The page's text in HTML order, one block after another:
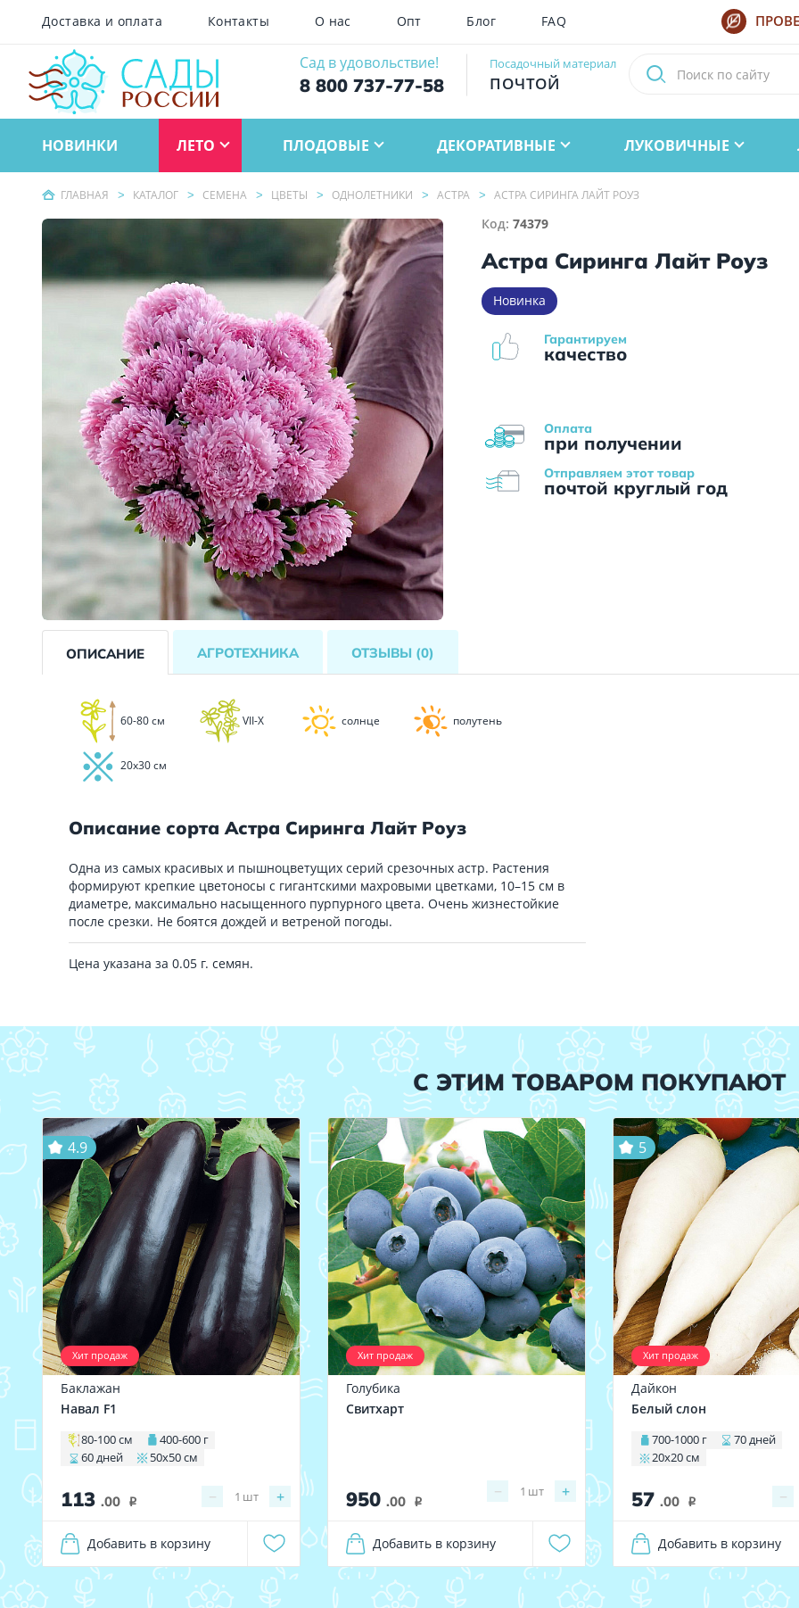
Доставка и оплата Контакты О нас Опт Блог FAQ
Сад в удовольствие!
8 800 737-77-58
Посадочный материал
ПОЧТОЙ
НОВИНКИ ЛЕТО ПЛОДОВЫЕ ДЕКОРАТИВНЫЕ ЛУКОВИЧНЫЕ
ГЛАВНАЯ КАТАЛОГ СЕМЕНА ЦВЕТЫ ОДНОЛЕТНИКИ АСТРА АСТРА СИРИНГА ЛАЙТ РОУЗ
Код:74379
Астра Сиринга Лайт Роуз
Новинка
Оплата
при получении
Гарантируем
качество
Отправляем этот товар
почтой круглый год
ОПИСАНИЕ АГРОТЕХНИКА ОТЗЫВЫ (0)
60-80 см VII-X солнце полутень
20x30 см
Описание сорта Астра Сиринга Лайт Роуз
Одна из самых красивых и пышноцветущих серий срезочных астр. Растения
формируют крепкие цветоносы с гигантскими махровыми цветками, 10–15 см в
диаметре, максимально насыщенного пурпурного цвета. Очень жизнестойкие
после срезки. Не боятся дождей и ветреной погоды.
Цена указана за 0.05 г. семян.
С ЭТИМ ТОВАРОМ ПОКУПАЮТ
Хит продаж
4.9
Баклажан
Навал F1
80-100 см
400-600 г
60 дней
50х50 см
113 .00 i − +
1 шт
Добавить в корзину
Хит продаж
Голубика
Свитхарт
950 .00 i
− +
1 шт
Добавить в корзину
Хит продаж
5
Дайкон
Белый слон
700-1000 г
70 дней
20х20 см
57 .00 i −
Добавить в корзину